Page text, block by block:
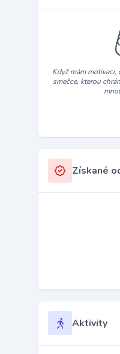
Když mám motivaci,
smečce, kterou
Získané
Aktivity